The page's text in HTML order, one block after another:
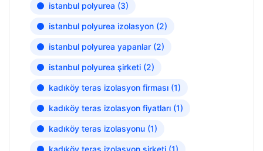
istanbul polyurea (3)
istanbul polyurea izolasyon (2)
istanbul polyurea yapanlar (2)
istanbul polyurea şirketi (2)
kadıköy teras izolasyon firması (1)
kadıköy teras izolasyon fiyatları (1)
kadıköy teras izolasyonu (1)